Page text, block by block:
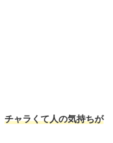
チャラくて人の気持ちが